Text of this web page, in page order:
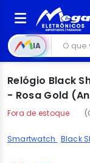
IA
Relógio Black
- Rosa Gold
Fora de estoque
Smartwatch Black